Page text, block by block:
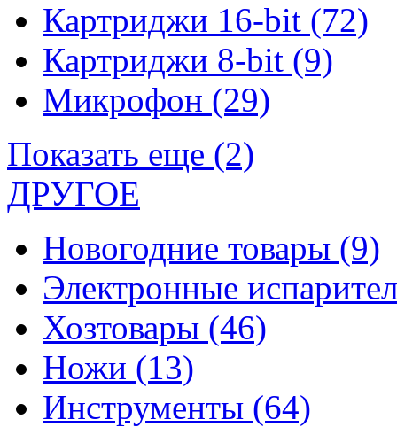
Картриджи 16-bit (72)
Картриджи 8-bit (9)
Микрофон (29)
Показать еще (2)
ДРУГОЕ
Новогодние товары (9)
Электронные
Хозтовары (46)
Ножи (13)
Инструменты (64)